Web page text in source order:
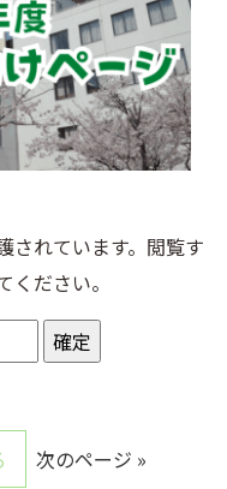
されています。閲覧す
ださい。
次のページ »